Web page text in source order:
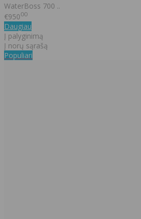
WaterBoss 700 ..
€95000
Daugiau
Į palyginimą
Į norų sąrašą
Populiari